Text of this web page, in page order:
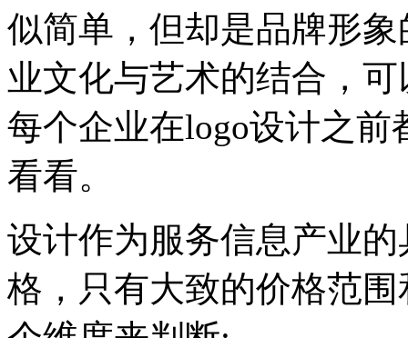
似简单，但却是品牌形
业文化与艺术的结合，
每个企业在logo设计之
看看。
设计作为服务信息产业
格，只有大致的价格范